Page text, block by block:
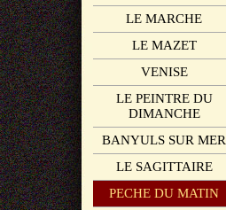
LE MARCHE
LE MAZET
VENISE
LE PEINTRE DU
DIMANCHE
BANYULS SUR MER
LE SAGITTAIRE
PECHE DU MATIN